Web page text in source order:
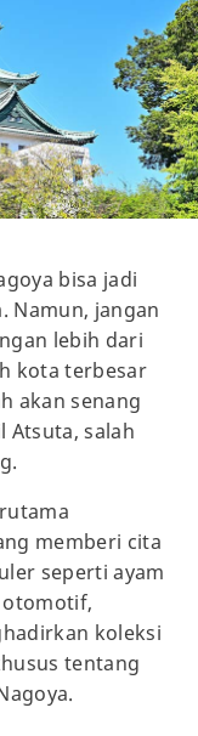
bisa jadi
Namun, jangan
lebih dari
kota terbesar
akan senang
Atsuta, salah
memberi cita
seperti ayam
otomotif,
koleksi
tentang